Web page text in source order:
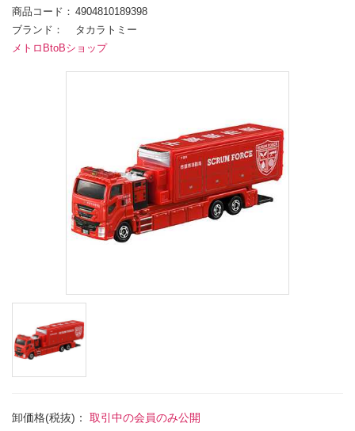
商品コード
4904810189398
ブランド
タカラトミー
メトロBtoBショップ
卸価格(税抜)： 取引中の会員のみ公開